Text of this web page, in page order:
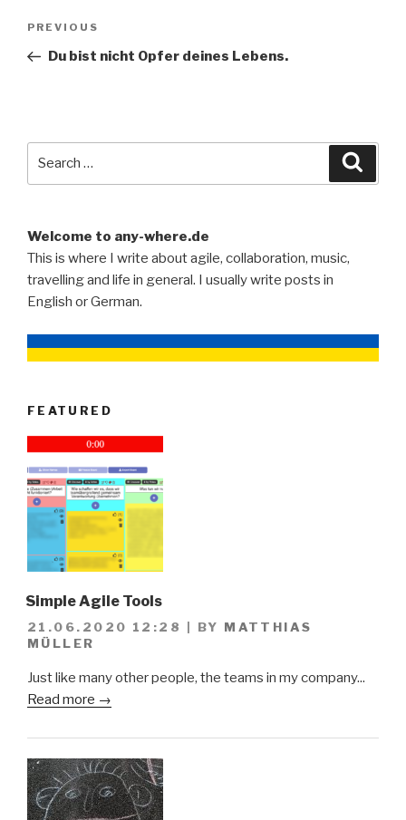
Previous
Post
PREVIOUS
Du bist nicht Opfer deines Lebens.
Welcome to any-where.de
This is where I write about agile, collaboration, music,
travelling and life in general. I usually write posts in
English or German.
FEATURED
Simple Agile Tools
21.06.2020 12:28 BY MATTHIAS
MÜLLER
Just like many other people, the teams in my company...
Read more →